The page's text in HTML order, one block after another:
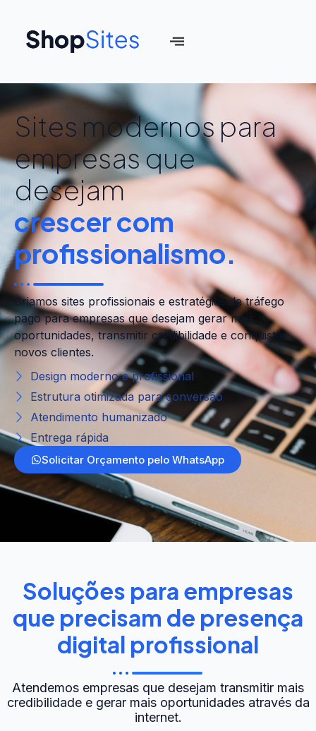
Sites modernos para
empresas que
desejam
crescer com
profissionalismo.
Criamos sites profissionais e estratégias de tráfego
pago para empresas que desejam gerar mais
oportunidades, transmitir credibilidade e conquistar
novos clientes.
Design moderno e profissional
Estrutura otimizada para conversão
Atendimento humanizado
Entrega rápida
Solicitar Orçamento pelo WhatsApp
Soluções para empresas
que precisam de presença
digital profissional
Atendemos empresas que desejam transmitir mais
credibilidade e gerar mais oportunidades através da
internet.